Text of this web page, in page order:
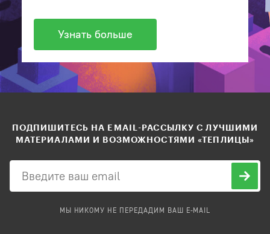
Узнать больше
ПОДПИШИТЕСЬ НА EMAIL-РАССЫЛКУ С ЛУЧШИМИ
МАТЕРИАЛАМИ И ВОЗМОЖНОСТЯМИ «ТЕПЛИЦЫ»
МЫ НИКОМУ НЕ ПЕРЕДАДИМ ВАШ E-MAIL